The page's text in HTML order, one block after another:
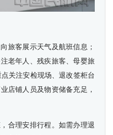
旅客展示天气及航班信息；
老年人、残疾旅客、母婴旅
关注安检现场、退改签柜台
店铺人员及物资储备充足，
合理安排行程。如需办理退